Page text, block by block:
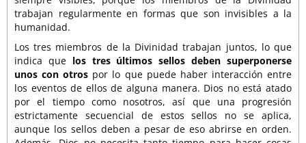
trabajan regularmente en formas que son invisibles a la
humanidad.
Los tres miembros de la Divinidad trabajan juntos, lo que
indica que los tres últimos sellos deben superponerse
unos con otros por lo que puede haber interacción entre
los eventos de ellos de alguna manera. Dios no está atado
por el tiempo como nosotros, así que una progresión
estrictamente secuencial de estos sellos no se aplica,
aunque los sellos deben a pesar de eso abrirse en orden.